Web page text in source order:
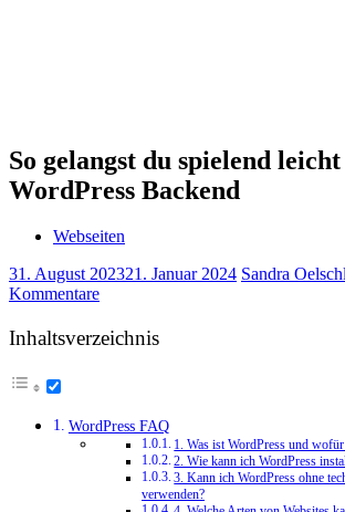
So gelangst du spielend
WordPress Backend
Webseiten
31. August 202321. Januar 2024 Sandra
Kommentare
Inhaltsverzeichnis
WordPress FAQ
1. Was ist WordPress und
2. Wie kann ich WordPress
3. Kann ich WordPress ohne
verwenden?